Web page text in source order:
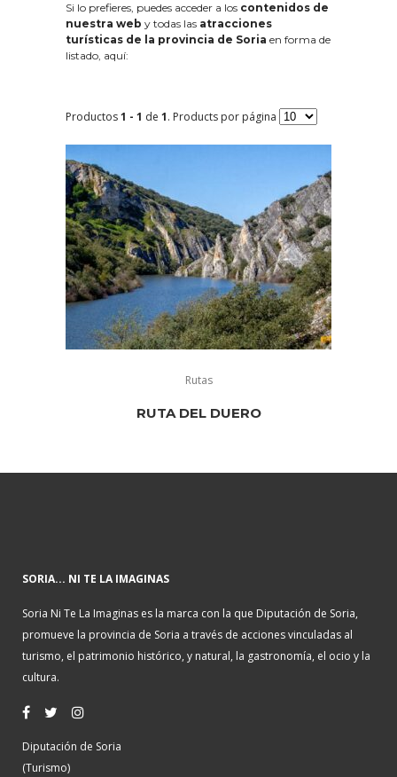
Si lo prefieres, puedes acceder a los contenidos de
nuestra web y todas las atracciones
turísticas de la provincia de Soria en forma de
listado, aquí:
Productos1 - 1 de 1. Products por página
Rutas
RUTA DEL DUERO
SORIA... NI TE LA IMAGINAS
Soria Ni Te La Imaginas es la marca con la que Diputación de Soria,
promueve la provincia de Soria a través de acciones vinculadas al
turismo, el patrimonio histórico, y natural, la gastronomía, el ocio y la
cultura.
Diputación de Soria
(Turismo)